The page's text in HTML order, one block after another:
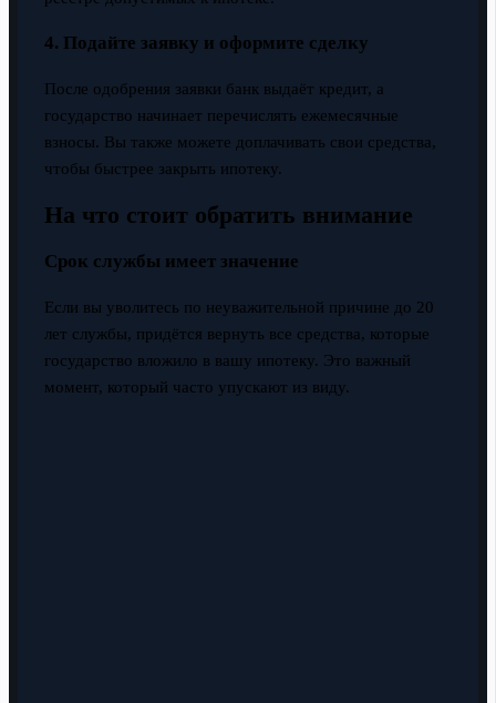
4. Подайте заявку и оформите сделку
После одобрения заявки банк выдаёт кредит, а
государство начинает перечислять ежемесячные
взносы. Вы также можете доплачивать свои средства,
чтобы быстрее закрыть ипотеку.
На что стоит обратить внимание
Срок службы имеет значение
Если вы уволитесь по неуважительной причине до 20
лет службы, придётся вернуть все средства, которые
государство вложило в вашу ипотеку. Это важный
момент, который часто упускают из виду.